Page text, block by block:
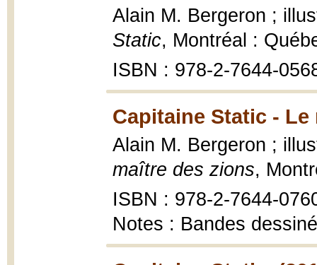
Alain M. Bergeron ;
Static, Montréal :
ISBN : 978-2-7644-
Capitaine Static -
Alain M. Bergeron ;
maître des zions,
ISBN : 978-2-7644-
Notes : Bandes